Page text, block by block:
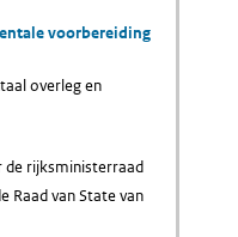
voorbereiding
overleg en
de rijksministerraad
Raad van State van